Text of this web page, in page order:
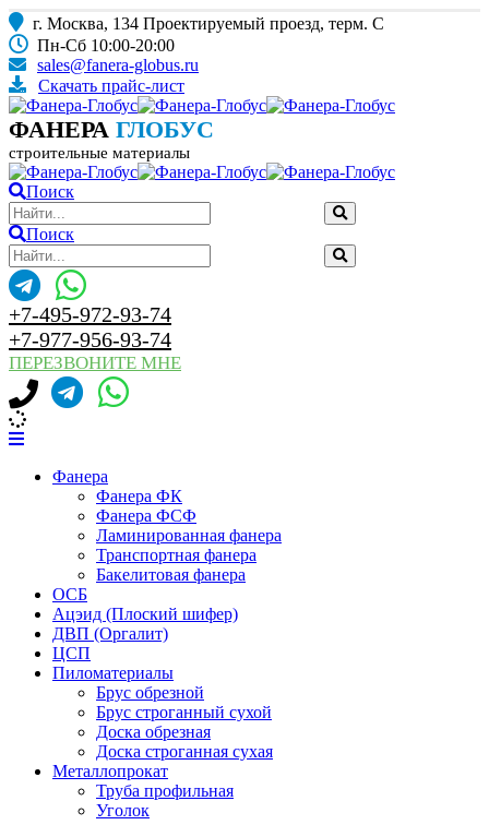
г. Москва, 134 Проектируемый проезд, терм. С
Пн-Сб 10:00-20:00
sales@fanera-globus.ru
Скачать прайс-лист
ФАНЕРА ГЛОБУС
строительные материалы
Поиск
Поиск
+7-495-972-93-74
+7-977-956-93-74
ПЕРЕЗВОНИТЕ МНЕ
Фанера
Фанера ФК
Фанера ФСФ
Ламинированная фанера
Транспортная фанера
Бакелитовая фанера
ОСБ
Ацэид (Плоский шифер)
ДВП (Оргалит)
ЦСП
Пиломатериалы
Брус обрезной
Брус строганный сухой
Доска обрезная
Доска строганная сухая
Металлопрокат
Труба профильная
Уголок